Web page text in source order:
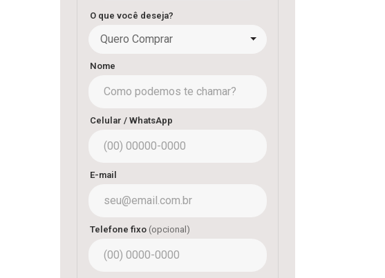
O que você deseja?
Quero Comprar
Nome
Celular / WhatsApp
E-mail
Telefone fixo (opcional)